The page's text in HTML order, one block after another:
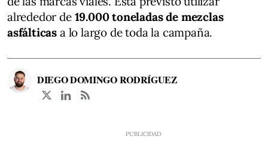
alrededor de 19.000 toneladas de mezclas
asfálticas a lo largo de toda la campaña.
DIEGO DOMINGO RODRÍGUEZ